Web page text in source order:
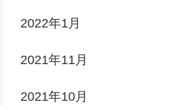
2022年1月
2021年11月
2021年10月